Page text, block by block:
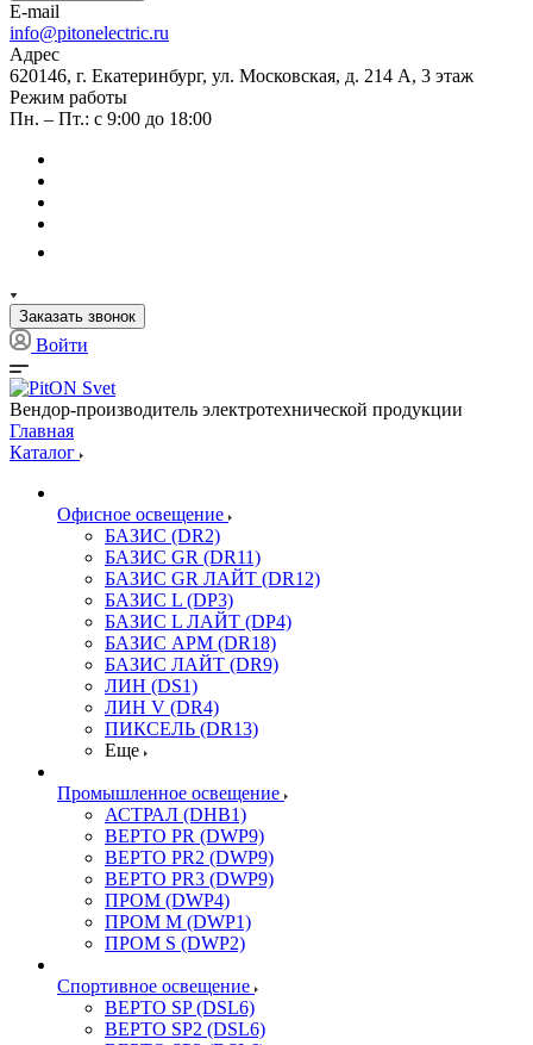
E-mail
info@pitonelectric.ru
Адрес
620146, г. Екатеринбург, ул. Московская, д. 214 А, 3 этаж
Режим работы
Пн. – Пт.: с 9:00 до 18:00
Заказать звонок
Войти
Вендор-производитель электротехнической продукции
Главная
Каталог
Офисное освещение
БАЗИС (DR2)
БАЗИС GR (DR11)
БАЗИС GR ЛАЙТ (DR12)
БАЗИС L (DP3)
БАЗИС L ЛАЙТ (DP4)
БАЗИС АРМ (DR18)
БАЗИС ЛАЙТ (DR9)
ЛИН (DS1)
ЛИН V (DR4)
ПИКСЕЛЬ (DR13)
Еще
Промышленное освещение
АСТРАЛ (DHB1)
ВЕРТО PR (DWP9)
ВЕРТО PR2 (DWP9)
ВЕРТО PR3 (DWP9)
ПРОМ (DWP4)
ПРОМ M (DWP1)
ПРОМ S (DWP2)
Спортивное освещение
ВЕРТО SP (DSL6)
ВЕРТО SP2 (DSL6)